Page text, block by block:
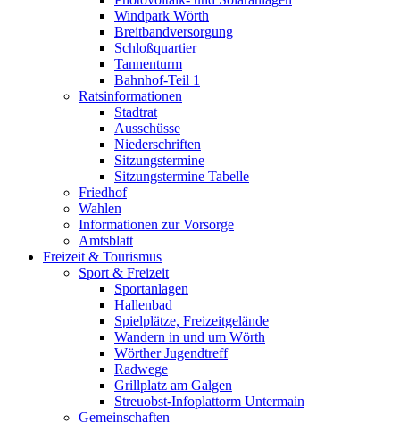
Windpark Wörth
Breitbandversorgung
Schloßquartier
Tannenturm
Bahnhof-Teil 1
Ratsinformationen
Stadtrat
Ausschüsse
Niederschriften
Sitzungstermine
Sitzungstermine Tabelle
Friedhof
Wahlen
Informationen zur Vorsorge
Amtsblatt
Freizeit & Tourismus
Sport & Freizeit
Sportanlagen
Hallenbad
Spielplätze, Freizeitgelände
Wandern in und um Wörth
Wörther Jugendtreff
Radwege
Grillplatz am Galgen
Streuobst-Infoplattorm Untermain
Gemeinschaften